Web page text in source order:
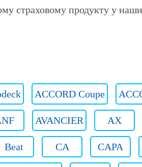
страховому продукту у
ACCORD Coupe
AVANCIER AX
Beat CA CAPA